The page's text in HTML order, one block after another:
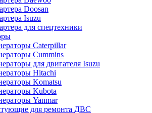
Doosan
Isuzu
для спецтехники
Caterpillar
Cummins
для двигателя Isuzu
Hitachi
Komatsu
Kubota
Yanmar
для ремонта ДВС